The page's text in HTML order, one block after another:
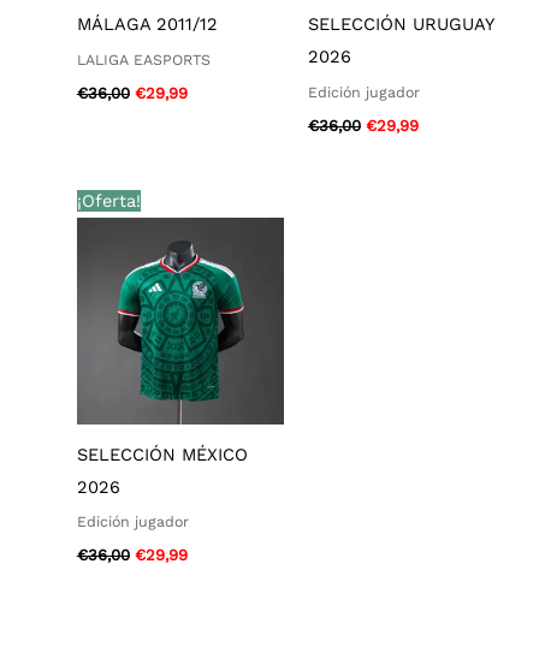
MÁLAGA 2011/12
LALIGA EASPORTS
€36,00 €29,99
SELECCIÓN URUGUAY
2026
Edición jugador
€36,00 €29,99
¡Oferta!
SELECCIÓN MÉXICO
2026
Edición jugador
€36,00
El
precio
era:
€36,00.
€29,99
precio
es:
€29,99.